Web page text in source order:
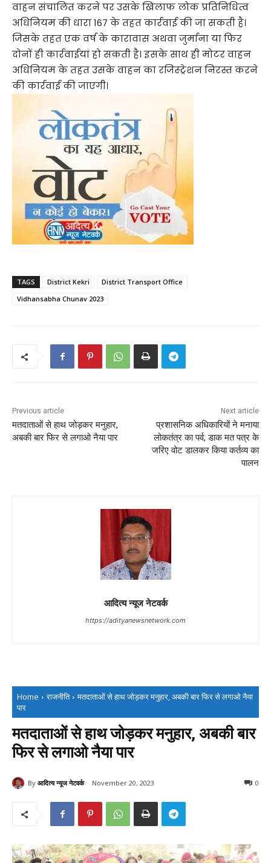
वाहन संचालित करने पर उसके खिलाफ लोक प्रतिनिधित्व
अधिनियम की धारा 167 के तहत कार्रवाई की जा सकती है।
जिसके तहत एक वर्ष के कारावास अथवा जुर्माना या फिर
दोनों ही कार्रवाईयां हो सकती है। इसके साथ ही मोटर वाहन
अधिनियम के तहत उसके वाहन का रजिस्ट्रेशन निरस्त करने
की कार्रवाई की जाएगी।
TAGS District Kekri
District Transport Office
Vidhansabha Chunav 2023
Previous article
मतदाताओं से हाथ जोड़कर मनुहार,
अबकी बार फिर से लगाओ नैया पार
Next article
प्रशासनिक अधिकारियों ने मनाया
लोकतंत्र का पर्व, डाक मत पत्र के
जरिए वोट डालकर किया कर्तव्य का
पालन
आदित्य न्यूज नेटवर्क
https://adityanewsnetwork.com